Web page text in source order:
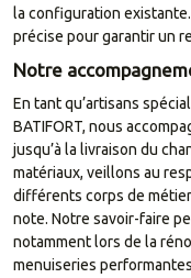
la configuration
précise pour garantir un
Notre
En tant qu’artisans
BATIFORT, nous
jusqu’à la livraison du
matériaux, veillons au
différents corps de
note. Notre savoir-faire
notamment lors de la
menuiseries